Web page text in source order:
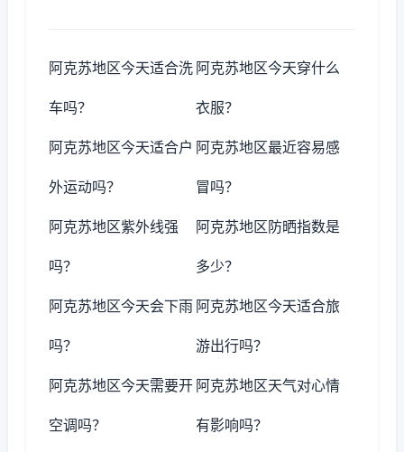
阿克苏地区今天适合洗
车吗？
阿克苏地区今天穿什么
衣服？
阿克苏地区今天适合户
外运动吗？
阿克苏地区最近容易感
冒吗？
阿克苏地区紫外线强
吗？
阿克苏地区防晒指数是
多少？
阿克苏地区今天会下雨
吗？
阿克苏地区今天适合旅
游出行吗？
阿克苏地区今天需要开
空调吗？
阿克苏地区天气对心情
有影响吗？